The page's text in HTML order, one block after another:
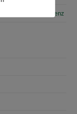
museum in Bregenz